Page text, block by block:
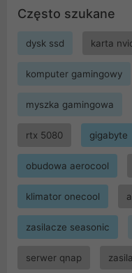
Często szukane
dysk ssd karta
komputer gamingowy
myszka gamingowa
rtx 5080 gigabyte
obudowa aerocool
klimator onecool
zasilacze seasonic
serwer qnap